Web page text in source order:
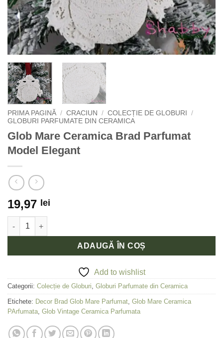
PRIMA PAGINĂ / CRACIUN / COLECȚIE DE GLOBURI
/
GLOBURI PARFUMATE DIN CERAMICA
Glob Mare Ceramica Brad Parfumat
Model Elegant
19,97 lei
Cantitate Glob Mare Ceramica Brad Parfumat Model Elegant
ADAUGĂ ÎN COȘ
Add to wishlist
Categorii: Colecție de Globuri, Globuri Parfumate din Ceramica
Etichete: Decor Brad Glob Mare Parfumat, Glob Mare Ceramica
PArfumata, Glob Vintage Ceramica Parfumata